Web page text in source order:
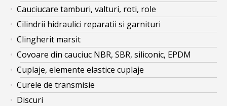
Cauciucare tamburi, valturi, roti, role
Cilindrii hidraulici reparatii si garnituri
Clingherit marsit
Covoare din cauciuc NBR, SBR, siliconic, EPDM
Cuplaje, elemente elastice cuplaje
Curele de transmisie
Discuri